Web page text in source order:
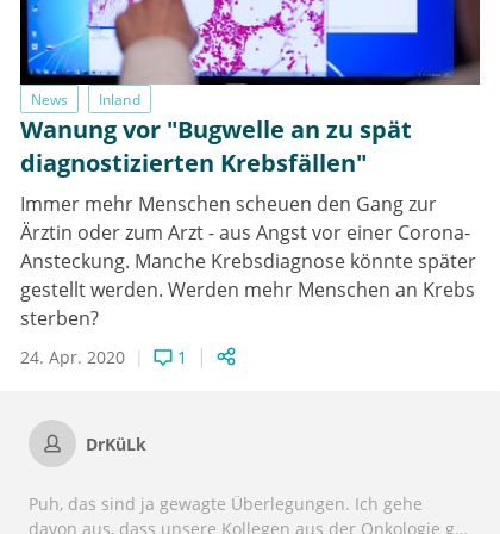
News Inland
Wanung vor "Bugwelle an zu spät
diagnostizierten Krebsfällen"
Immer mehr Menschen scheuen den Gang zur
Ärztin oder zum Arzt - aus Angst vor einer Corona-
Ansteckung. Manche Krebsdiagnose könnte später
gestellt werden. Werden mehr Menschen an Krebs
sterben?
24. Apr. 2020 1
DrKüLk
Puh, das sind ja gewagte Überlegungen. Ich gehe
davon aus, dass unsere Kollegen aus der Onkologie gut